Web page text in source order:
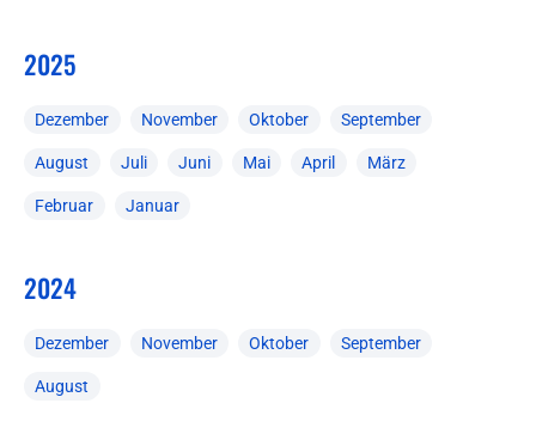
2025
Dezember November Oktober September
August Juli Juni Mai April März
Februar Januar
2024
Dezember November Oktober September
August